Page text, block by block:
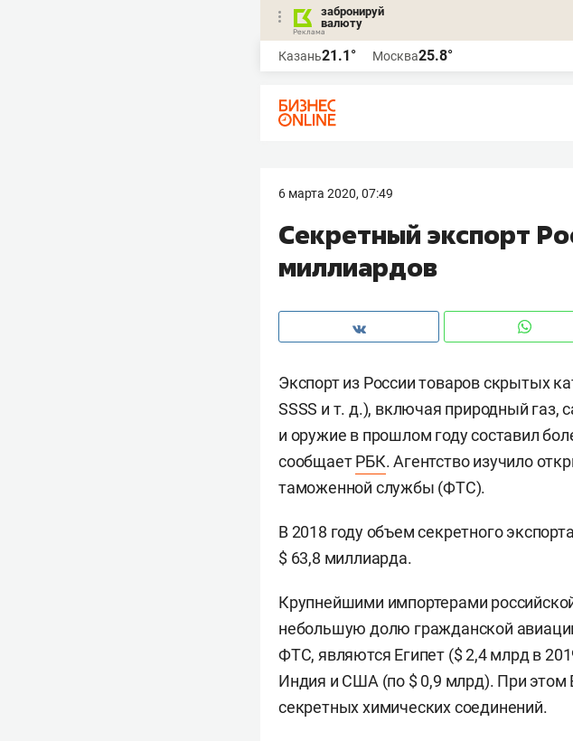
забронируй
валюту
Казань21.1° Москва25.8°
6 марта 2020, 07:49
​Секретный экспорт
миллиардов
Экспорт из России товаров скрытых
SSSS и т. д.), включая природный газ,
и оружие в прошлом году составил
сообщаетРБК. Агентство изучило
таможенной службы (ФТС).
В 2018 году объем секретного
$ 63,8 миллиарда.
Крупнейшими импортерами
небольшую долю гражданской
ФТС, являются Египет ($ 2,4 млрд в
Индия и США (по $ 0,9 млрд). При этом
секретных химических соединений.